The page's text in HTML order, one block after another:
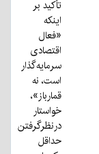
تأکید بر
اینکه
«فعال
اقتصادی
سرمایه‌گذار
است، نه
قمارباز»،
خواستار
درنظرگرفتن
حداقل